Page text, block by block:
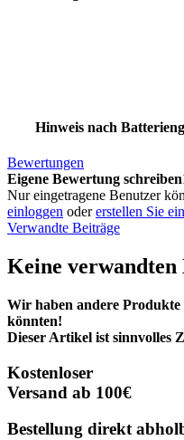
Hinweis nach
Bewertungen
Eigene Bewertung
Nur eingetragene Benutzer
einloggen odererstellen Sie
Verwandte Beiträge
Keine verwandten
Wir haben andere Produkte
könnten!
Dieser Artikel ist sinnvolles
Kostenloser
Versand ab 100€
Bestellung direkt